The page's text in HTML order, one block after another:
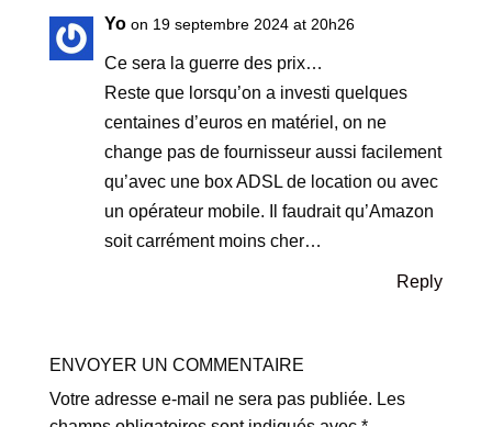
Yo on 19 septembre 2024 at 20h26
Ce sera la guerre des prix…
Reste que lorsqu’on a investi quelques
centaines d’euros en matériel, on ne
change pas de fournisseur aussi facilement
qu’avec une box ADSL de location ou avec
un opérateur mobile. Il faudrait qu’Amazon
soit carrément moins cher…
Reply
ENVOYER UN COMMENTAIRE
Votre adresse e-mail ne sera pas publiée. Les